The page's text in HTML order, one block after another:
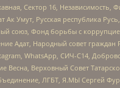
Сектор 16,
Ак Умут, Русская республика
союз, Фонд борьбы с
Адат, Народный совет
WhatsApp, СИЧ-С14,
Верховный Совет
ЛГБТ, Я.МЫ Сергей